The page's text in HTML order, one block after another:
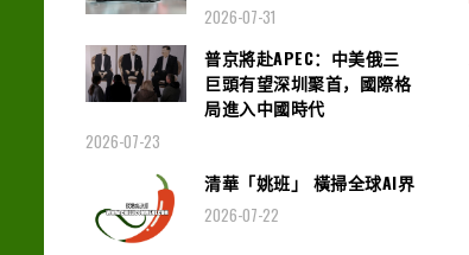
2026-07-31
普京將赴APEC：中美俄三
巨頭有望深圳聚首，國際格
局進入中國時代
2026-07-23
清華「姚班」 橫掃全球AI界
2026-07-22